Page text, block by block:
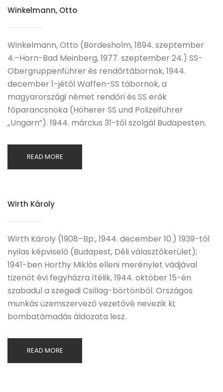
Winkelmann, Otto
Winkelmann, Otto (Bordesholm, 1894. szeptember
4.–Horn-Bad Meinberg, 1977. szeptember 24.) SS-
Obergruppenführer és rendőrtábornok, 1944.
december 1-jétől Waffen-SS tábornok, a
magyarországi német rendőri és SS erők
főparancsnoka (Höherer SS und Polizeiführer
„Ungarn”). 1944. március 31-től szolgál Budapesten.
READ MORE
Wirth Károly
Wirth Károly (1908–Bp., 1944. december 10.) 1939-től
nyilas képviselő (Budapest, Déli választókerület);
1941-ben Horthy Miklós elleni merénylet vádjával
tizenöt évi fegyházra ítélik, 1944. október 15-én
szabadul a szegedi Csillag-börtönből. Országos
munkás üzemszervező vezetővé nevezik ki;
bombatámadás áldozata lesz.
READ MORE